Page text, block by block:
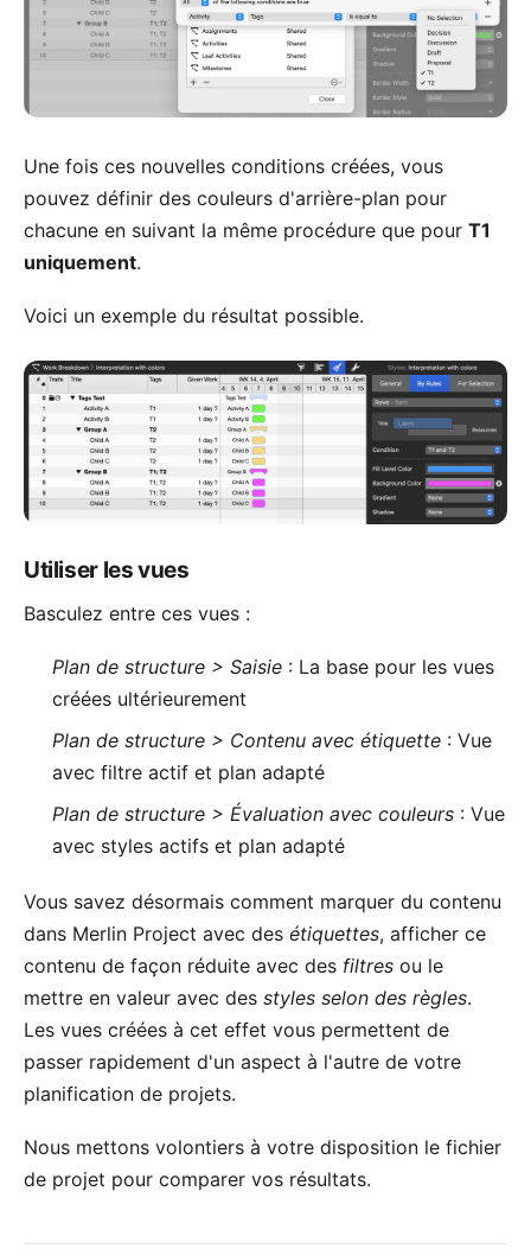
Une fois ces nouvelles conditions créées, vous
pouvez définir des couleurs d'arrière-plan pour
chacune en suivant la même procédure que pour T1
uniquement.
Voici un exemple du résultat possible.
Utiliser les vues
Basculez entre ces vues :
Plan de structure > Saisie : La base pour les vues
créées ultérieurement
Plan de structure > Contenu avec étiquette : Vue
avec filtre actif et plan adapté
Plan de structure > Évaluation avec couleurs : Vue
avec styles actifs et plan adapté
Vous savez désormais comment marquer du contenu
dans Merlin Project avec des étiquettes, afficher ce
contenu de façon réduite avec des filtres ou le
mettre en valeur avec des styles selon des règles.
Les vues créées à cet effet vous permettent de
passer rapidement d'un aspect à l'autre de votre
planification de projets.
Nous mettons volontiers à votre disposition le fichier
de projet pour comparer vos résultats.